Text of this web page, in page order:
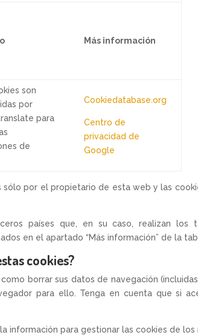
Más información
son
por
para
de
Cookiedatabase.org
Centro de
privacidad de
Google
sólo por el propietario de esta web y las
países que, en su caso, realizan
en el apartado “Más información” de la
cookies?
borrar sus datos de navegación
para ello. Tenga en cuenta que si
información para gestionar las cookies de